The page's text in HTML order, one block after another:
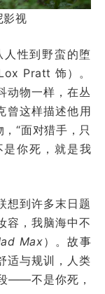
影视
性到野蛮的堕
Pratt 饰）。
动物一样，在丛
曾这样描述他用
“面对猎手，只
你死，就是我
想到许多末日题
容，我脑海中不
Max）。故事
适与规训，人类
——不是你死，